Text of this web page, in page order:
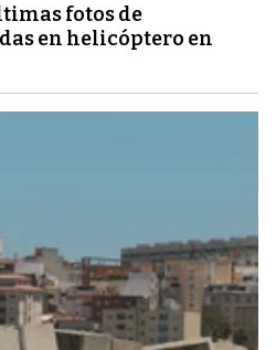
fotos de
en helicóptero en